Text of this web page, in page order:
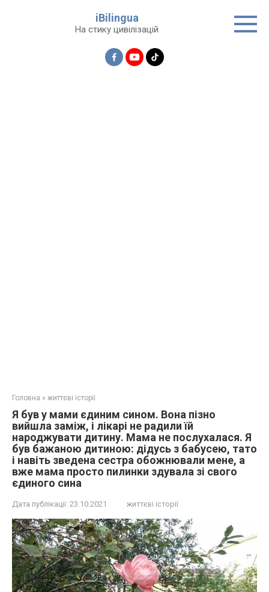
iBilingua
На стику цивілізацій
Головна » життєві історії
Я був у мами єдиним сином. Вона пізно
вийшла заміж, і лікарі не радили їй
народжувати дитину. Мама не послухалася. Я
був бажаною дитиною: дідусь з бабусею, тато
і навіть зведена сестра обожнювали мене, а
вже мама просто пилинки здувала зі свого
єдиного сина
Дата публікації: 23.10.2021 життєві історії